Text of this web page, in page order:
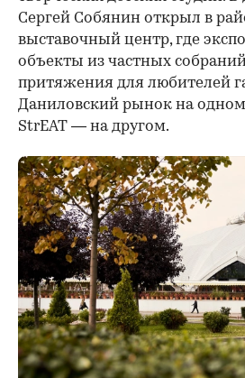
Сергей Собянин открыл в
выставочный центр, где
объекты из частных
притяжения для любителей
Даниловский рынок на
StrEAT — на другом.